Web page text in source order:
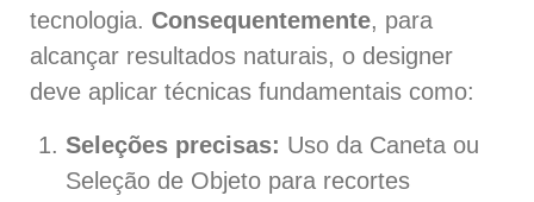
tecnologia. Consequentemente, para
alcançar resultados naturais, o designer
deve aplicar técnicas fundamentais como:
Seleções precisas: Uso da Caneta ou
Seleção de Objeto para recortes